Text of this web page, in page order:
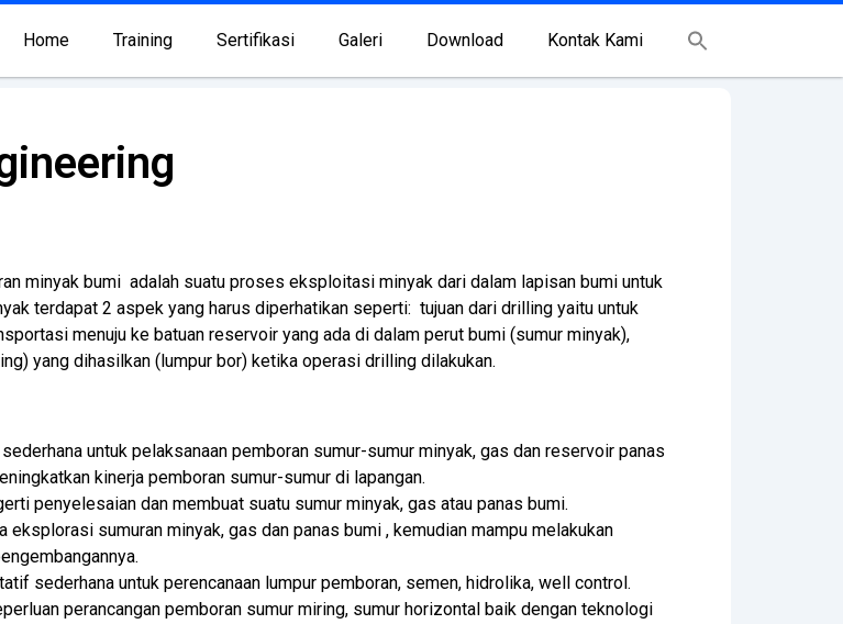
Home Training Sertifikasi Galeri Download Kontak Kami
minyak bumi adalah suatu proses eksploitasi minyak dari dalam lapisan bumi untuk
terdapat 2 aspek yang harus diperhatikan seperti: tujuan dari drilling yaitu untuk
menuju ke batuan reservoir yang ada di dalam perut bumi (sumur minyak),
yang dihasilkan (lumpur bor) ketika operasi drilling dilakukan.
untuk pelaksanaan pemboran sumur-sumur minyak, gas dan reservoir panas
kinerja pemboran sumur-sumur di lapangan.
penyelesaian dan membuat suatu sumur minyak, gas atau panas bumi.
sumuran minyak, gas dan panas bumi , kemudian mampu melakukan
sederhana untuk perencanaan lumpur pemboran, semen, hidrolika, well control.
perancangan pemboran sumur miring, sumur horizontal baik dengan teknologi